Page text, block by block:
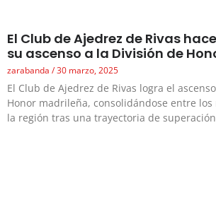
El Club de Ajedrez de Rivas
su ascenso a la División de
zarabanda 30 marzo, 2025
El Club de Ajedrez de Rivas logra el
Honor madrileña, consolidándose entre
la región tras una trayectoria de